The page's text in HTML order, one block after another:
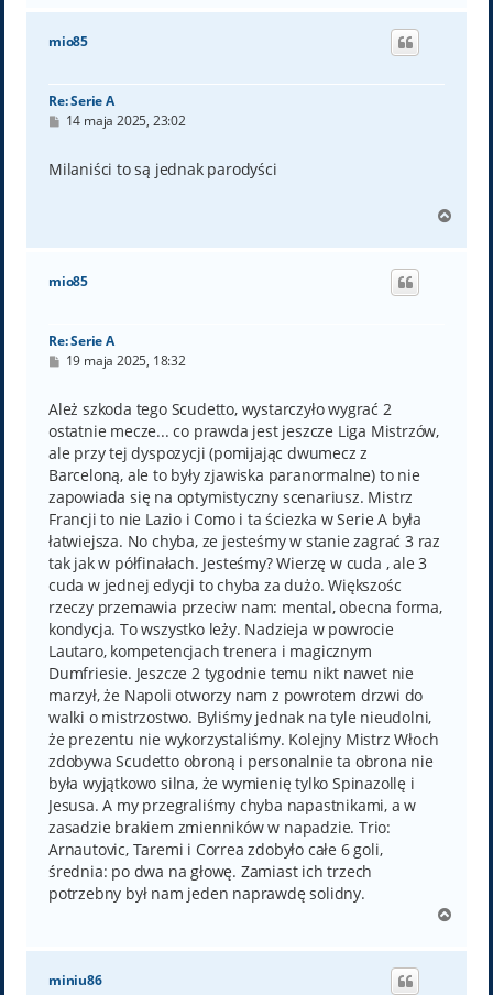
g
mio85
Re: Serie A
P
t
14 maja 2025, 23:02
Milaniści to są jednak parodyści
g
mio85
Re: Serie A
P
t
19 maja 2025, 18:32
Ależ szkoda tego Scudetto, wystarczyło wygrać 2
ostatnie mecze... co prawda jest jeszcze Liga Mistrzów,
ale przy tej dyspozycji (pomijając dwumecz z
Barceloną, ale to były zjawiska paranormalne) to nie
zapowiada się na optymistyczny scenariusz. Mistrz
Francji to nie Lazio i Como i ta ściezka w Serie A była
łatwiejsza. No chyba, ze jesteśmy w stanie zagrać 3 raz
tak jak w półfinałach. Jesteśmy? Wierzę w cuda , ale 3
cuda w jednej edycji to chyba za dużo. Większośc
rzeczy przemawia przeciw nam: mental, obecna forma,
kondycja. To wszystko leży. Nadzieja w powrocie
Lautaro, kompetencjach trenera i magicznym
Dumfriesie. Jeszcze 2 tygodnie temu nikt nawet nie
marzył, że Napoli otworzy nam z powrotem drzwi do
walki o mistrzostwo. Byliśmy jednak na tyle nieudolni,
że prezentu nie wykorzystaliśmy. Kolejny Mistrz Włoch
zdobywa Scudetto obroną i personalnie ta obrona nie
była wyjątkowo silna, że wymienię tylko Spinazollę i
Jesusa. A my przegraliśmy chyba napastnikami, a w
zasadzie brakiem zmienników w napadzie. Trio:
Arnautovic, Taremi i Correa zdobyło całe 6 goli,
średnia: po dwa na głowę. Zamiast ich trzech
potrzebny był nam jeden naprawdę solidny.
g
miniu86